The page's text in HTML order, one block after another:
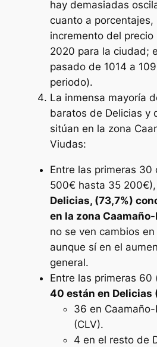
hay demasiadas
cuanto a porcentajes,
incremento del
2020 para la ciudad;
pasado de 1014 a
periodo).
La inmensa mayoría
baratos de Delicias y
sitúan en la zona
Viudas:
Entre las primeras
500€ hasta 35 200€),
Delicias, (73,7%)
en la zona
no se ven cambios
aunque sí en el
general.
Entre las primeras
40 están en Delicias
36 en
(CLV).
4 en el resto de